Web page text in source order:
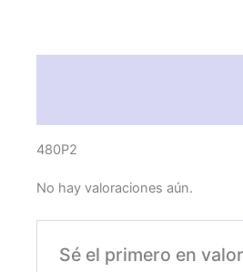
480P2
No hay valoraciones aún.
Sé el primero en